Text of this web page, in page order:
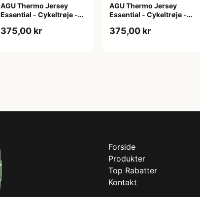
AGU Thermo Jersey
Essential - Cykeltrøje -
375,00 kr
AGU Thermo Jersey
Essential - Cykeltrøje -
XL
375,00 kr
Forside
Produkter
Top Rabatter
Kontakt